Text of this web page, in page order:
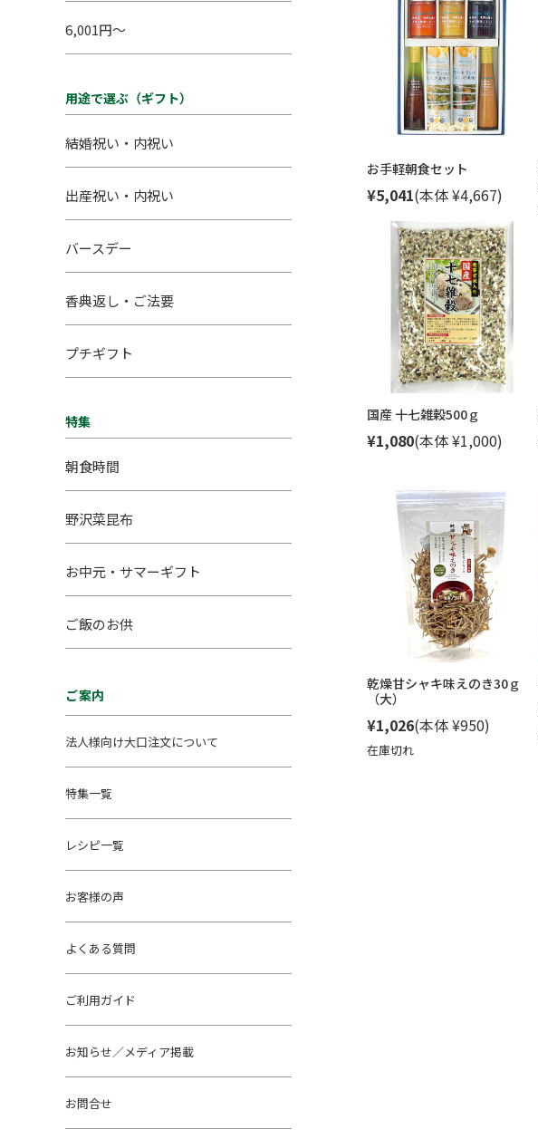
お手軽朝食セット
¥5,041(本体 ¥4,667)
国産 十七雑穀500ｇ
¥1,080(本体 ¥1,000)
乾燥甘シャキ味えのき30ｇ
（大）
¥1,026(本体 ¥950)
在庫切れ
6,001円～
用途で選ぶ（ギフト）
結婚祝い・内祝い
出産祝い・内祝い
バースデー
香典返し・ご法要
プチギフト
特集
朝食時間
野沢菜昆布
お中元・サマーギフト
ご飯のお供
ご案内
法人様向け大口注文について
特集一覧
レシピ一覧
お客様の声
よくある質問
ご利用ガイド
お知らせ／メディア掲載
お問合せ